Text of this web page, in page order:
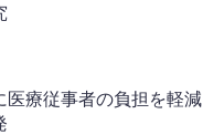
療従事者の負担を軽減